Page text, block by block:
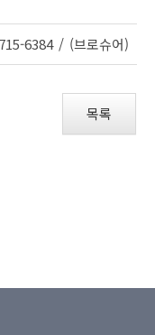
6384 / (브로슈어)
목록